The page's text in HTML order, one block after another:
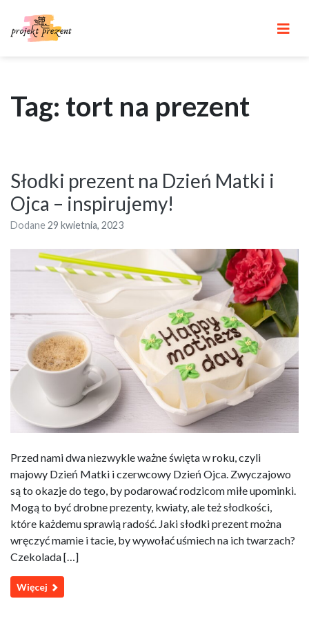
content
Tag: tort na prezent
Słodki prezent na Dzień Matki i
Ojca – inspirujemy!
Dodane29 kwietnia, 2023
Przed nami dwa niezwykle ważne święta w roku, czyli
majowy Dzień Matki i czerwcowy Dzień Ojca. Zwyczajowo
są to okazje do tego, by podarować rodzicom miłe upominki.
Mogą to być drobne prezenty, kwiaty, ale też słodkości,
które każdemu sprawią radość. Jaki słodki prezent można
wręczyć mamie i tacie, by wywołać uśmiech na ich twarzach?
Czekolada […]
Więcej